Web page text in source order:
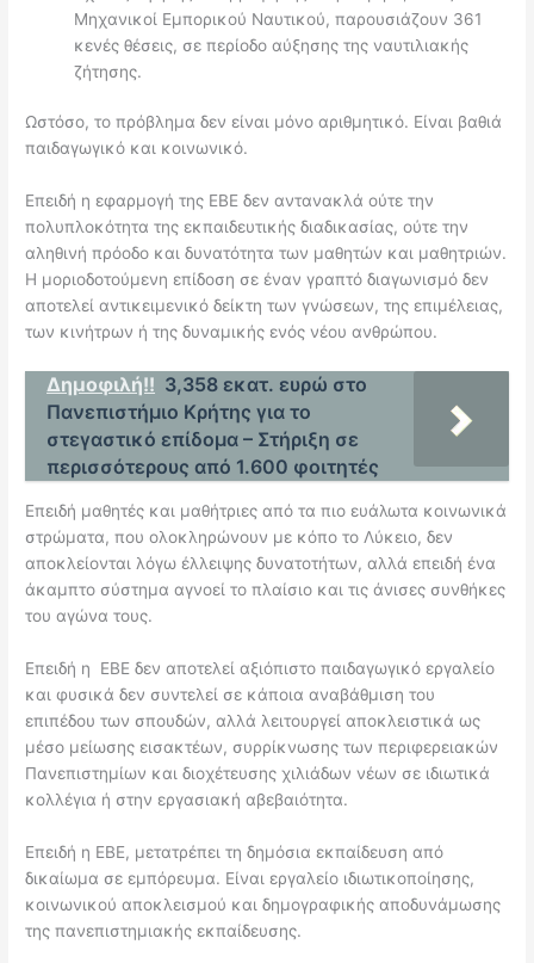
Μηχανικοί Εμπορικού Ναυτικού, παρουσιάζουν 361
κενές θέσεις, σε περίοδο αύξησης της ναυτιλιακής
ζήτησης.
Ωστόσο, το πρόβλημα δεν είναι μόνο αριθμητικό. Είναι βαθιά
παιδαγωγικό και κοινωνικό.
Επειδή η εφαρμογή της ΕΒΕ δεν αντανακλά ούτε την
πολυπλοκότητα της εκπαιδευτικής διαδικασίας, ούτε την
αληθινή πρόοδο και δυνατότητα των μαθητών και μαθητριών.
Η μοριοδοτούμενη επίδοση σε έναν γραπτό διαγωνισμό δεν
αποτελεί αντικειμενικό δείκτη των γνώσεων, της επιμέλειας,
των κινήτρων ή της δυναμικής ενός νέου ανθρώπου.
Δημοφιλή!! 3,358 εκατ. ευρώ στο
Πανεπιστήμιο Κρήτης για το
στεγαστικό επίδομα – Στήριξη σε
περισσότερους από 1.600 φοιτητές
Επειδή μαθητές και μαθήτριες από τα πιο ευάλωτα κοινωνικά
στρώματα, που ολοκληρώνουν με κόπο το Λύκειο, δεν
αποκλείονται λόγω έλλειψης δυνατοτήτων, αλλά επειδή ένα
άκαμπτο σύστημα αγνοεί το πλαίσιο και τις άνισες συνθήκες
του αγώνα τους.
Επειδή η ΕΒΕ δεν αποτελεί αξιόπιστο παιδαγωγικό εργαλείο
και φυσικά δεν συντελεί σε κάποια αναβάθμιση του
επιπέδου των σπουδών, αλλά λειτουργεί αποκλειστικά ως
μέσο μείωσης εισακτέων, συρρίκνωσης των περιφερειακών
Πανεπιστημίων και διοχέτευσης χιλιάδων νέων σε ιδιωτικά
κολλέγια ή στην εργασιακή αβεβαιότητα.
Επειδή η ΕΒΕ, μετατρέπει τη δημόσια εκπαίδευση από
δικαίωμα σε εμπόρευμα. Είναι εργαλείο ιδιωτικοποίησης,
κοινωνικού αποκλεισμού και δημογραφικής αποδυνάμωσης
της πανεπιστημιακής εκπαίδευσης.